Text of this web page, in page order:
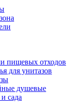
пищевых отходов
для унитазов
душевые
сада